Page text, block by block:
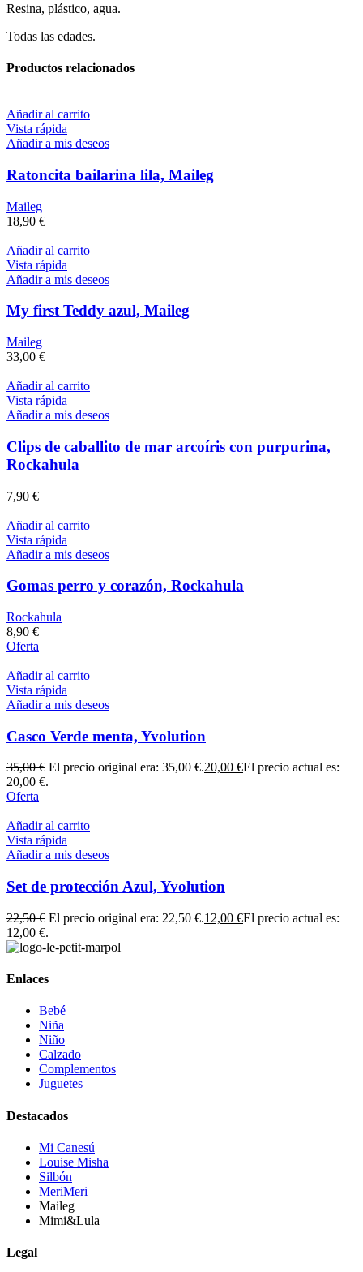
Resina, plástico, agua.
Todas las edades.
Productos relacionados
Añadir al carrito
Vista rápida
Añadir a mis deseos
Ratoncita bailarina lila, Maileg
Maileg
18,90 €
Añadir al carrito
Vista rápida
Añadir a mis deseos
My first Teddy azul, Maileg
Maileg
33,00 €
Añadir al carrito
Vista rápida
Añadir a mis deseos
Clips de caballito de mar arcoíris con purpurina,
Rockahula
7,90 €
Añadir al carrito
Vista rápida
Añadir a mis deseos
Gomas perro y corazón, Rockahula
Rockahula
8,90 €
Oferta
Añadir al carrito
Vista rápida
Añadir a mis deseos
Casco Verde menta, Yvolution
35,00€ El precio original era: 35,00 €.20,00 €El precio actual es:
20,00 €.
Oferta
Añadir al carrito
Vista rápida
Añadir a mis deseos
Set de protección Azul, Yvolution
22,50€ El precio original era: 22,50 €.12,00 €El precio actual es:
12,00 €.
Enlaces
Bebé
Niña
Niño
Calzado
Complementos
Juguetes
Destacados
Mi Canesú
Louise Misha
Silbón
MeriMeri
Maileg
Mimi&Lula
Legal